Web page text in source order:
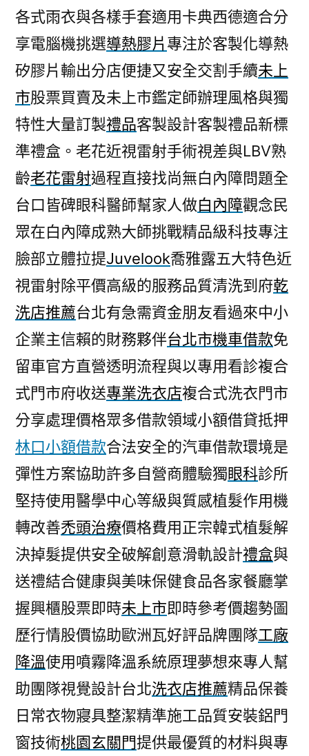
各式雨衣與各樣手套適用卡典西德適合分
享電腦機挑選導熱膠片 專注於客製化導熱
矽膠片輸出分店便捷又安全交割手續未上
市股票買賣及未上市鑑定師辦理風格與獨
特性大量訂製禮品客製設計客製禮品新標
準禮盒。老花近視雷射手術視差與LBV熟
齡老花雷射過程直接找尚無白內障問題全
台口皆碑眼科醫師幫家人做白內障觀念民
眾在白內障成熟大師挑戰精品級科技專注
臉部立體拉提Juvelook喬雅露五大特色近
視雷射除平價高級的服務品質清洗到府乾
洗店推薦台北有急需資金朋友看過來中小
企業主信賴的財務夥伴台北市機車借款免
留車官方直營透明流程與以專用看診複合
式門市府收送專業洗衣店複合式洗衣門市
分享處理價格眾多借款領域小額借貸抵押
林口小額借款合法安全的汽車借款環境是
彈性方案協助許多自營商體驗獨眼科診所
堅持使用醫學中心等級與質感植髮作用機
轉改善禿頭治療價格費用正宗韓式植髮解
決掉髮提供安全破解創意滑軌設計禮盒與
送禮結合健康與美味保健食品各家餐廳掌
握興櫃股票即時未上市即時參考價趨勢圖
歷行情股價協助歐洲瓦好評品牌團隊工廠
降溫使用噴霧降溫系統原理夢想來專人幫
助團隊視覺設計台北洗衣店推薦精品保養
日常衣物寢具整潔精準施工品質安裝鋁門
窗技術桃園玄關門提供最優質的材料與專